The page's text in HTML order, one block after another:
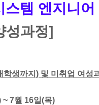
템 엔지니어
성과정]
학생까지) 및 미취업 여성
~ 7월 16일(목)